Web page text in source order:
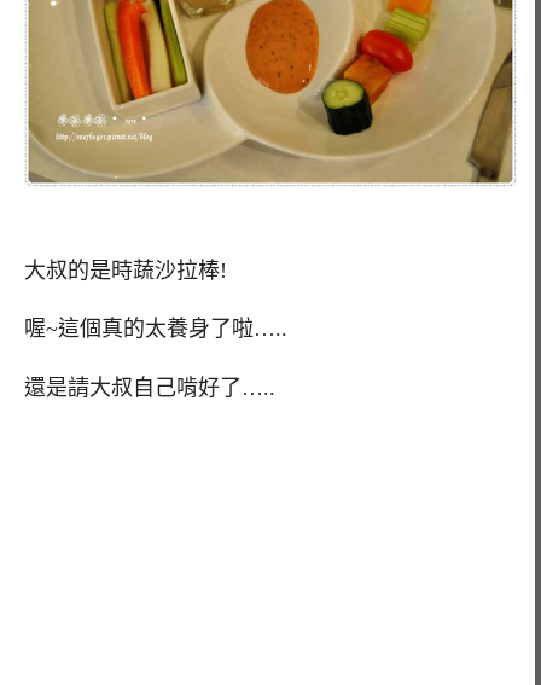
大叔的是時蔬沙拉棒!
喔~這個真的太養身了啦…..
還是請大叔自己啃好了…..